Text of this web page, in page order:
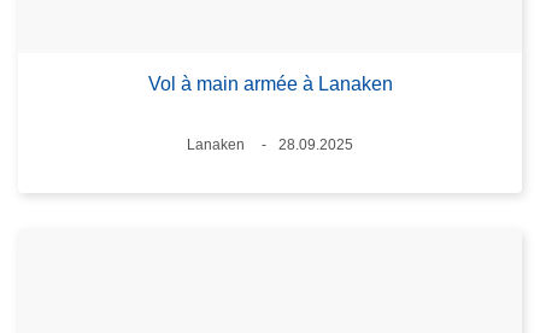
Vol à main armée à Lanaken
Lieux
Lanaken
28.09.2025